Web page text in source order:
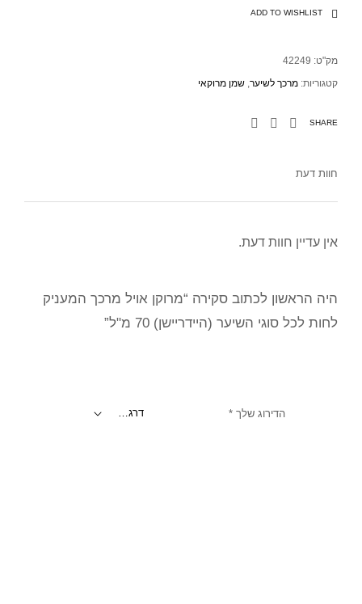
ADD TO WISHLIST
מק"ט: 42249
קטגוריות: מרכך לשיער, שמן מרוקאי
SHARE
חוות דעת
אין עדיין חוות דעת.
היה הראשון לכתוב סקירה “מרוקן אויל מרכך המעניק
לחות לכל סוגי השיער (היידריישן) 70 מ"ל”
הדירוג שלך *